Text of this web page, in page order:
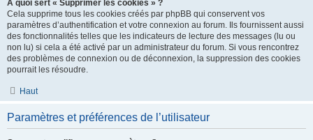
À quoi sert « Supprimer les cookies » ?
Cela supprime tous les cookies créés par phpBB qui conservent vos
paramètres d’authentification et votre connexion au forum. Ils fournissent aussi
des fonctionnalités telles que les indicateurs de lecture des messages (lu ou
non lu) si cela a été activé par un administrateur du forum. Si vous rencontrez
des problèmes de connexion ou de déconnexion, la suppression des cookies
pourrait les résoudre.
Haut
Paramètres et préférences de l’utilisateur